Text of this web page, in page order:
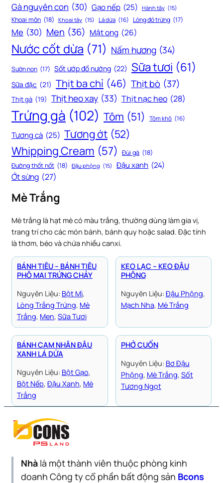
Gà nguyên con (30) Gạo nếp (25) Hành tây (15)
Khoai môn (18) Khoai tây (15) Lá dứa (16) Lòng đỏ trứng (17)
Me (30) Men (36) Mật ong (26)
Nước cốt dừa (71) Nấm hương (34)
Sườn non (17) Sốt ướp đồ nướng (22) Sữa tươi (61)
Sữa đặc (21) Thịt ba chỉ (46) Thịt bò (37)
Thịt gà (19) Thịt heo xay (33) Thịt nạc heo (28)
Trứng gà (102) Tôm (51) Tôm khô (16)
Tương cà (25) Tương ớt (52)
Whipping Cream (57) Đùi gà (18)
Đường thốt nốt (18) Đậu phộng (15) Đậu xanh (24)
Ớt sừng (27)
Mè Trắng
Mè trắng là hạt mè có màu trắng, thường dùng làm gia vị,
trang trí cho các món bánh, bánh quy hoặc salad. Đặc tính
là thơm, béo và chứa nhiều canxi.
BÁNH TIÊU – BÁNH TIÊU
PHÔ MAI TRỨNG CHẢY
Nguyên Liệu: Bột Mì
Lòng Trắng Trứng, Mè
Trắng, Men, Sữa Tươi
KẸO LẠC – KẸO ĐẬU
PHỘNG
Nguyên Liệu: Đậu Phộng
Mạch Nha, Mè Trắng
BÁNH CAM NHÂN ĐẬU
XANH LÁ DỨA
Nguyên Liệu: Bột Gạo
Bột Nếp, Đậu Xanh, Mè
Trắng
PHỞ CUỐN
Nguyên Liệu: Bơ Đậu
Phộng, Mè Trắng, Sốt
Tương Ngọt
Nhà là một thành viên thuộc phòng kinh
doanh Công ty cổ phần bất động sản Bcons